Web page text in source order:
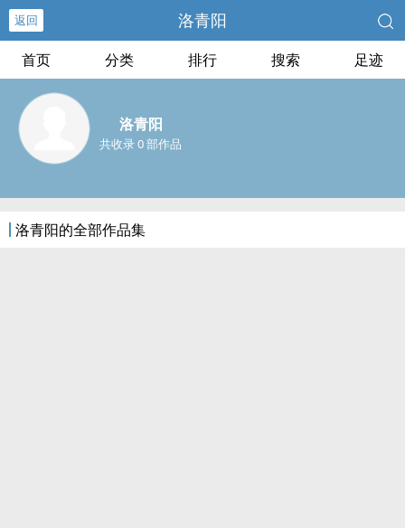
返回 洛青阳
首页 分类 排行 搜索 足迹
洛青阳
共收录 0 部作品
洛青阳的全部作品集